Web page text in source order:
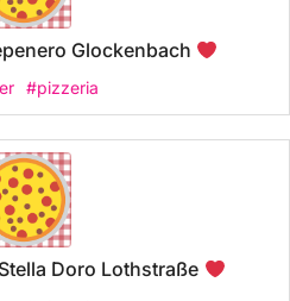
Glockenbach
#pizzeria
Doro Lothstraße